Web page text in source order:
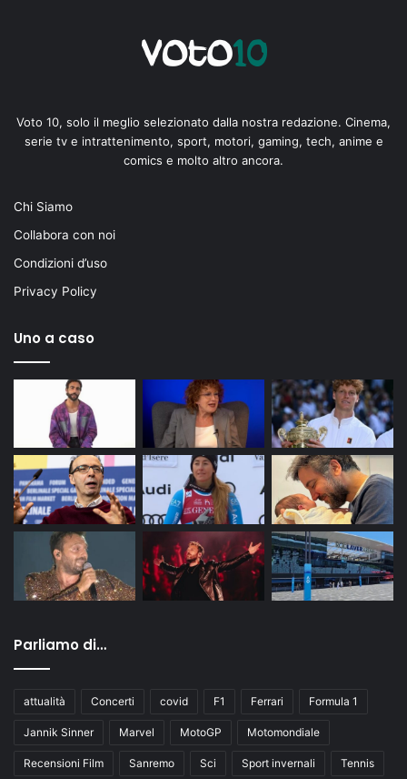
Voto 10, solo il meglio selezionato dalla nostra redazione. Cinema,
serie tv e intrattenimento, sport, motori, gaming, tech, anime e
comics e molto altro ancora.
Chi Siamo
Collabora con noi
Condizioni d’uso
Privacy Policy
Uno a caso
Parliamo di…
attualità Concerti covid F1 Ferrari Formula 1
Jannik Sinner Marvel MotoGP Motomondiale
Recensioni Film Sanremo Sci Sport invernali Tennis